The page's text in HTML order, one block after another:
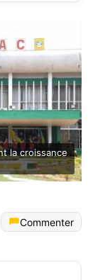
la croissance
Commenter